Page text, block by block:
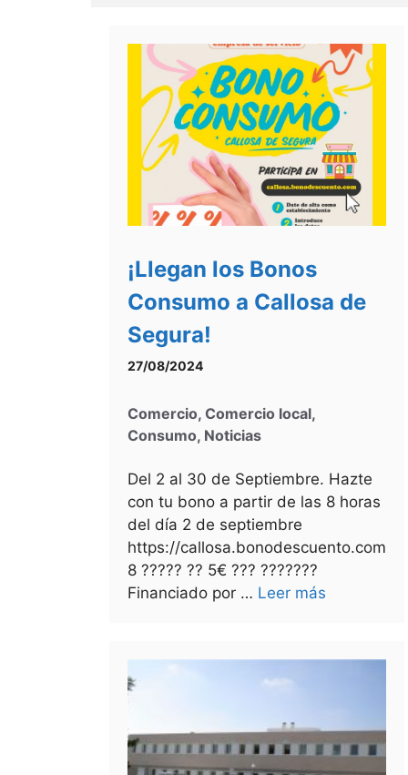
¡Llegan los Bonos
Consumo a Callosa de
Segura!
27/08/2024
Comercio, Comercio local,
Consumo, Noticias
Del 2 al 30 de Septiembre. Hazte
con tu bono a partir de las 8 horas
del día 2 de septiembre
https://callosa.bonodescuento.com
8 ????? ?? 5€ ??? ???????
Financiado por … Leer más